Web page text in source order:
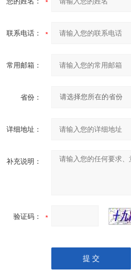
联系电话：
常用邮箱：
省份：
详细地址：
补充说明：
验证码：